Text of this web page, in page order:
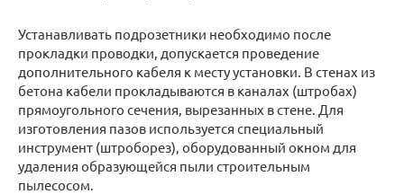
Устанавливать подрозетники необходимо после
прокладки проводки, допускается проведение
дополнительного кабеля к месту установки. В стенах из
бетона кабели прокладываются в каналах (штробах)
прямоугольного сечения, вырезанных в стене. Для
изготовления пазов используется специальный
инструмент (штроборез), оборудованный окном для
удаления образующейся пыли строительным
пылесосом.